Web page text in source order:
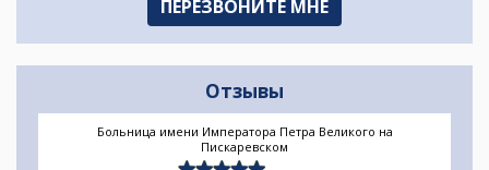
Отзывы
Больница имени Императора Петра Великого на
Пискаревском